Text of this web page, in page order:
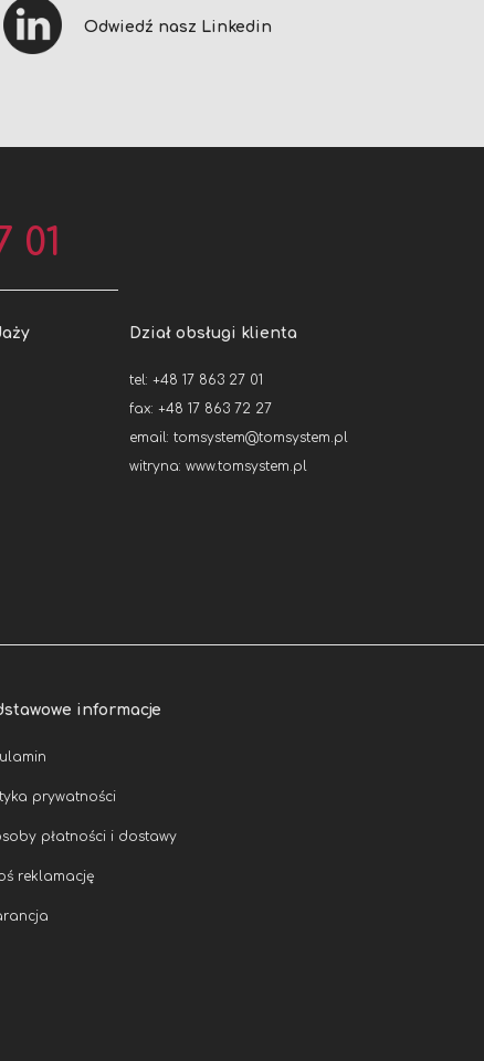
Odwiedź nasz Linkedin
01
Dział obsługi klienta
tel: +48 17 863 27 01
fax: +48 17 863 72 27
email: tomsystem@tomsystem.pl
witryna: www.tomsystem.pl
informacje
prywatności
płatności i dostawy
reklamację